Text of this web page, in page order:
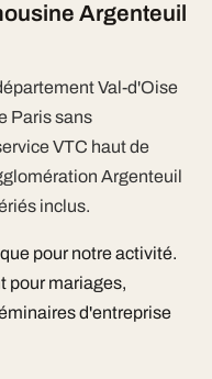
Argenteuil
Val-d'Oise
Paris sans
VTC haut de
Argenteuil
inclus.
pour notre activité.
pour mariages,
d'entreprise